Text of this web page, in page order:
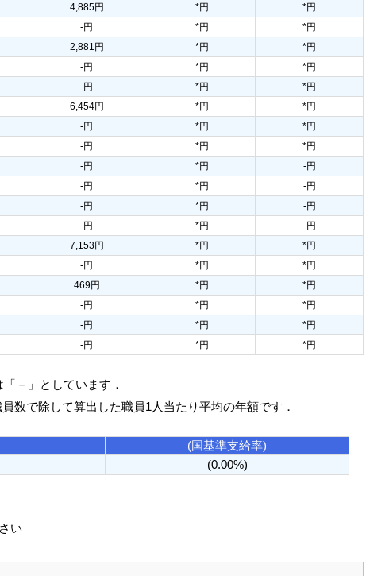
4,885円 *円
*円
-円 *円
*円
2,881円 *円
*円
-円 *円
*円
-円 *円
*円
6,454円 *円
*円
-円 *円
*円
-円 *円
*円
-円 *円
-円
-円 *円
-円
-円 *円
-円
-円 *円
-円
7,153円 *円
*円
-円 *円
*円
469円 *円
*円
-円 *円
*円
-円 *円
*円
-円 *円 *円
－」としています．
数で除して算出した職員1人当たり平均の年額です．
(国基準支給率)
(0.00%)
い